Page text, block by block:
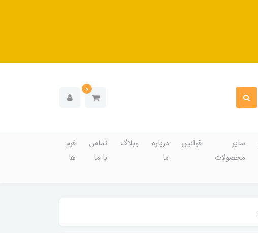
0
سایر
محصولات
قوانین
درباره
ما
وبلاگ
تماس
با ما
فرم
ها